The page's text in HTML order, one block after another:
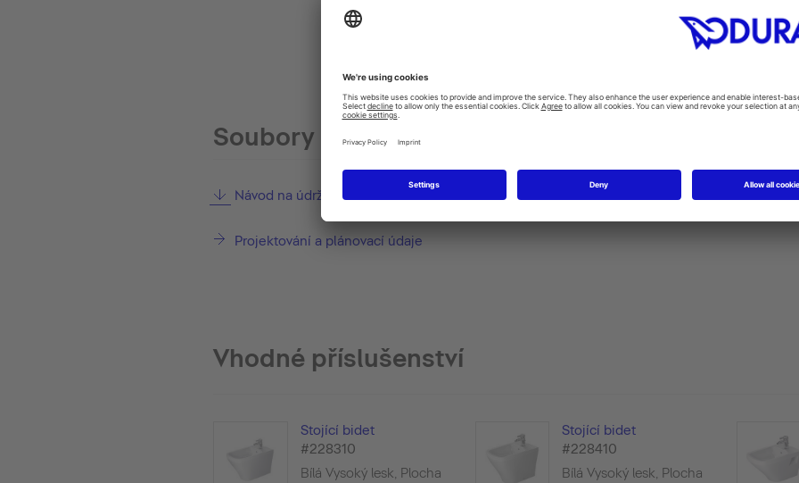
Soubory ke stažení
Návod na údržbu Montážní návod
Projektování a plánovací údaje
Vhodné příslušenství
Stojící bidet
#228310
Bílá Vysoký lesk, Plocha
Stojící bidet
#228410
Bílá Vysoký lesk, Plocha